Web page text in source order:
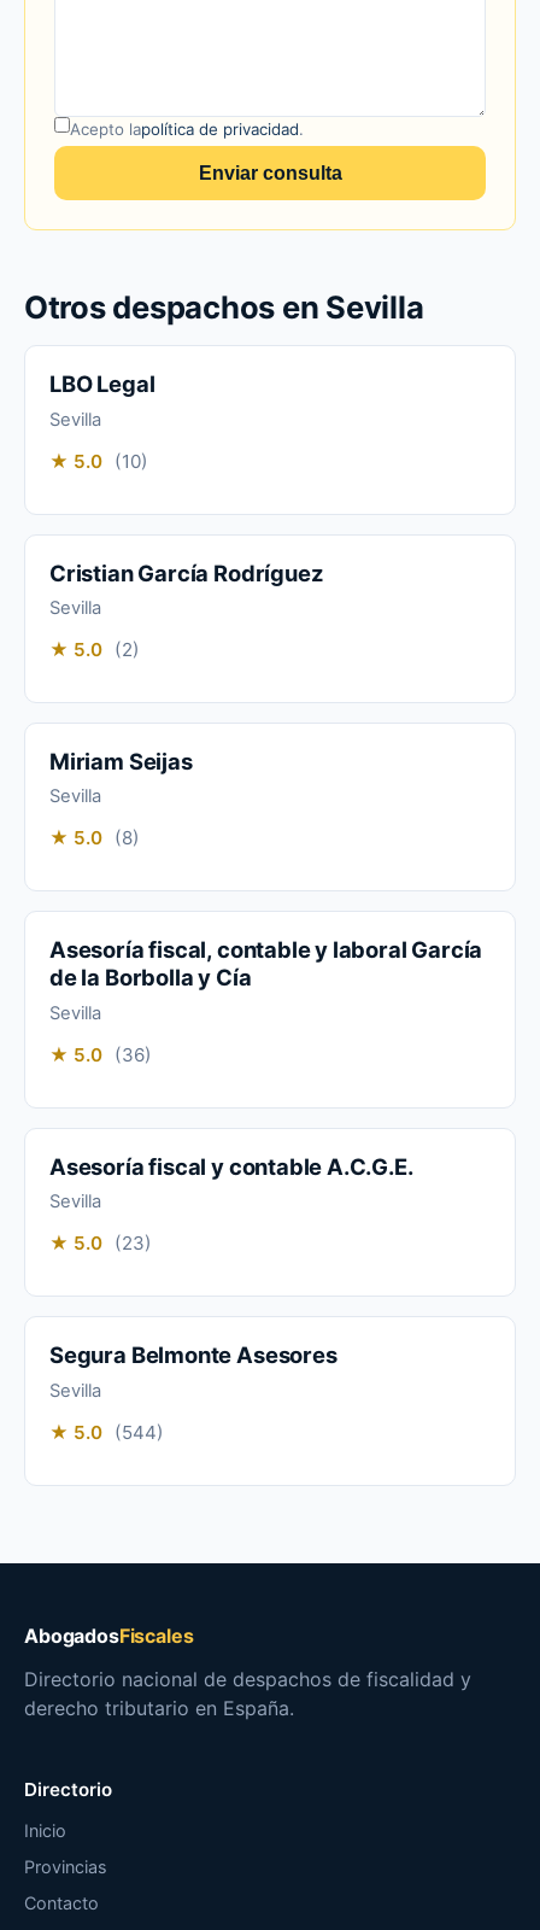
Acepto lapolítica de privacidad.
Enviar consulta
Otros despachos en Sevilla
LBO Legal
Sevilla
★ 5.0 (10)
Cristian García Rodríguez
Sevilla
★ 5.0 (2)
Miriam Seijas
Sevilla
★ 5.0 (8)
Asesoría fiscal, contable y laboral García
de la Borbolla y Cía
Sevilla
★ 5.0 (36)
Asesoría fiscal y contable A.C.G.E.
Sevilla
★ 5.0 (23)
Segura Belmonte Asesores
Sevilla
★ 5.0 (544)
AbogadosFiscales
Directorio nacional de despachos de fiscalidad y
derecho tributario en España.
Directorio
Inicio
Provincias
Contacto